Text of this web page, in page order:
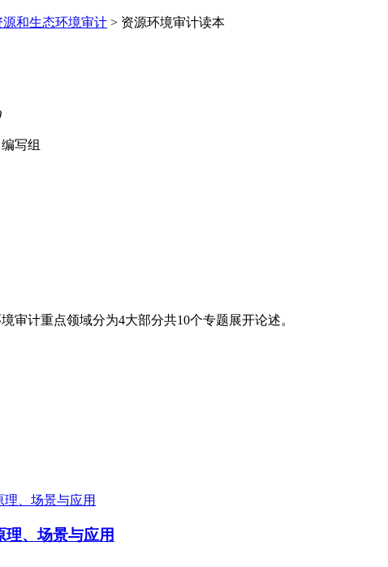
源和生态环境审计 > 资源环境审计读本
写组
审计重点领域分为4大部分共10个专题展开论述。
、场景与应用